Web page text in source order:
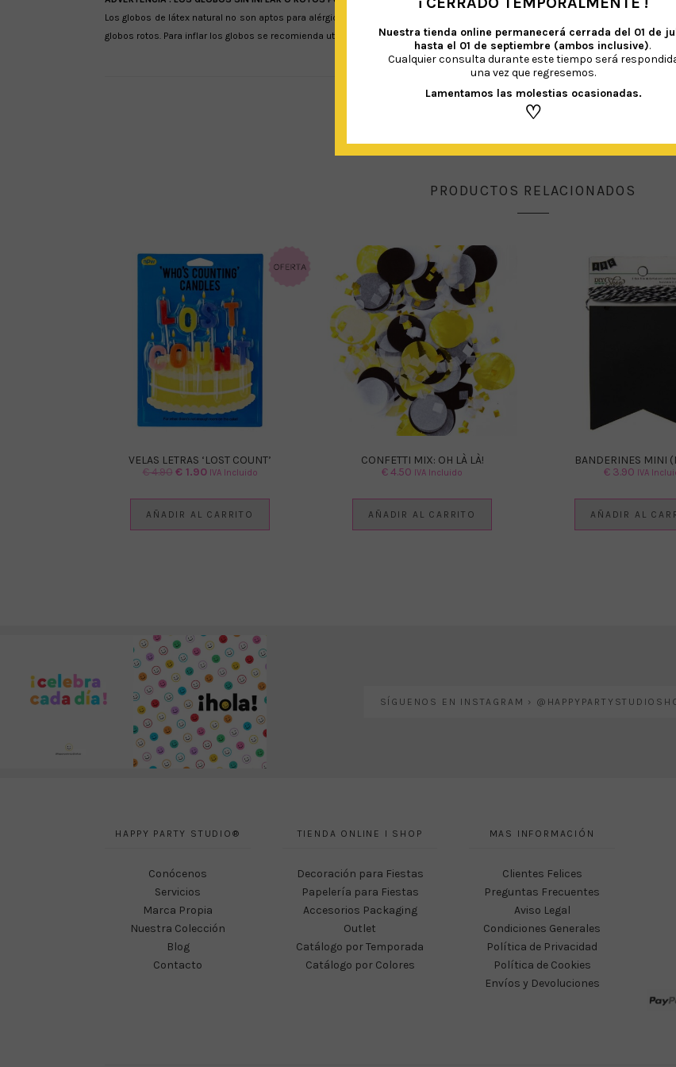
Los globos de látex natural no son aptos para alérgicos al látex y a sus derivados. Recomendamos mantener los globos sin
globos rotos. Para inflar los globos se recomienda utilizar siempre un inflador.
PRODUCTOS RELACIONADOS
VELAS LETRAS ‘LOST COUNT’
€4.90 El
€1.90ElIVA Incluido
AÑADIR AL CARRITO
CONFETTI MIX: OH LÀ LÀ!
€4.50 IVA Incluido
AÑADIR AL CARRITO
BANDERINES MINI
€3.90 IVA
AÑADIR AL
SÍGUENOS EN INSTAGRAM ›
HAPPY PARTY STUDIO®
Conócenos
Servicios
Marca Propia
Nuestra Colección
Blog
Contacto
TIENDA ONLINE I SHOP
Decoración para Fiestas
Papelería para Fiestas
Accesorios Packaging
Outlet
Catálogo por Temporada
Catálogo por Colores
MAS INFORMACIÓN
Clientes Felices
Preguntas Frecuentes
Aviso Legal
Condiciones Generales
Política de Privacidad
Política de Cookies
Envíos y Devoluciones
Nuestra tienda online permanecerá cerrada del 01 de
hasta el 01 de septiembre (ambos inclusive).
Cualquier consulta durante este tiempo será
una vez que regresemos.
Lamentamos las molestias ocasionadas.
♡